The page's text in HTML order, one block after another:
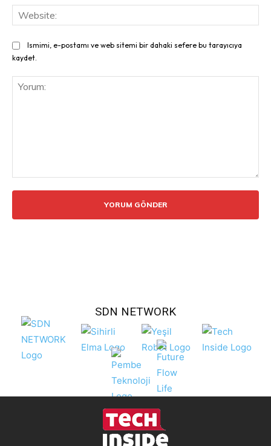
Ismimi, e-postamı ve web sitemi bir dahaki sefere bu tarayıcıya
kaydet.
SDN NETWORK